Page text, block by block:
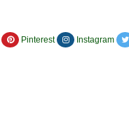
Pinterest Instagram